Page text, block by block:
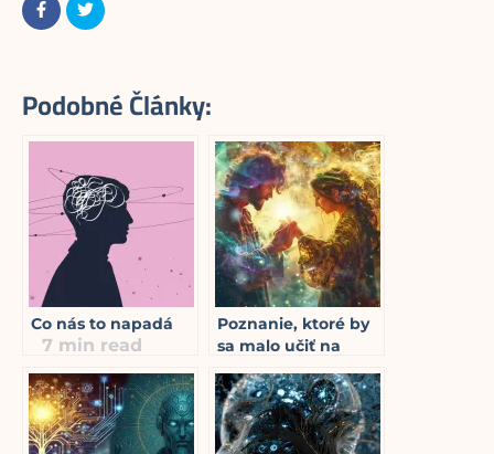
Podobné Články:
Co nás to napadá
7 min read
Poznanie, ktoré by
sa malo učiť na
sexuálnej výchovy
6min read